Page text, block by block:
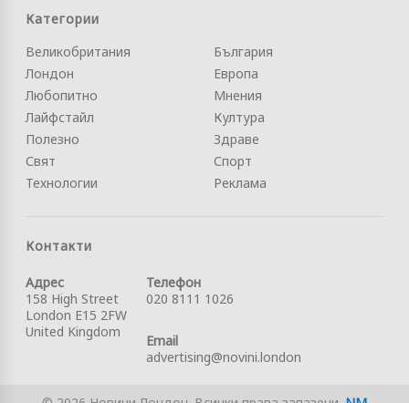
Категории
Великобритания
Лондон
Любопитно
Лайфстайл
Полезно
Свят
Технологии
България
Европа
Мнения
Култура
Здраве
Спорт
Реклама
Контакти
Адрес
158 High Street
London E15 2FW
United Kingdom
Телефон
020 8111 1026
Email
advertising@novini.london